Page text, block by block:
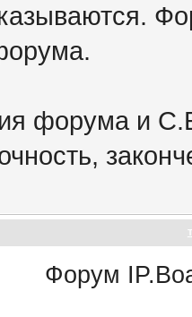
форума и
Форум